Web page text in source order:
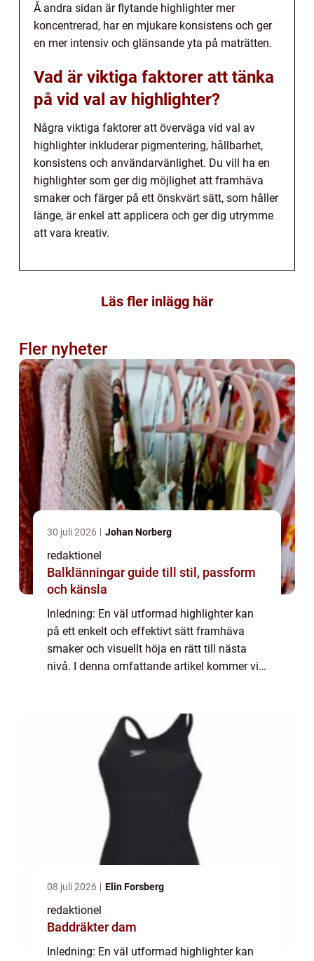
Å andra sidan är flytande highlighter mer
koncentrerad, har en mjukare konsistens och ger
en mer intensiv och glänsande yta på maträtten.
Vad är viktiga faktorer att tänka
på vid val av highlighter?
Några viktiga faktorer att överväga vid val av
highlighter inkluderar pigmentering, hållbarhet,
konsistens och användarvänlighet. Du vill ha en
highlighter som ger dig möjlighet att framhäva
smaker och färger på ett önskvärt sätt, som håller
länge, är enkel att applicera och ger dig utrymme
att vara kreativ.
Läs fler inlägg här
Fler nyheter
30 juli 2026 Johan Norberg
redaktionel
Balklänningar guide till stil, passform
och känsla
Inledning: En väl utformad highlighter kan
på ett enkelt och effektivt sätt framhäva
smaker och visuellt höja en rätt till nästa
nivå. I denna omfattande artikel kommer vi
08 juli 2026 Elin Forsberg
redaktionel
Baddräkter dam
Inledning: En väl utformad highlighter kan